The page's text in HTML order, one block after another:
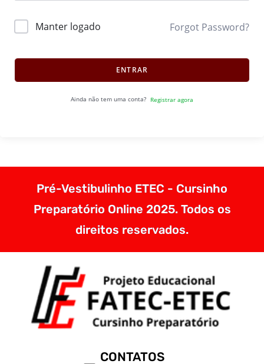
Manter logado Forgot Password?
ENTRAR
Ainda não tem uma conta? Registrar agora
Pré-Vestibulinho ETEC - Cursinho
Preparatório Online 2025. Todos os
direitos reservados.
CONTATOS